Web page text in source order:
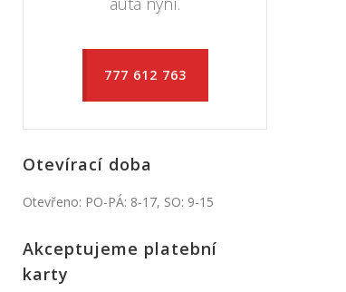
777 612 763
Otevírací doba
Otevřeno: PO-PÁ: 8-17, SO: 9-15
Akceptujeme platební
karty